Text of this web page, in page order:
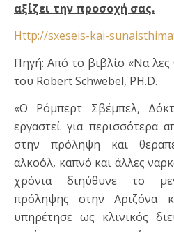
αξίζει την προσοχή σας.
Http://sxeseis-kai-
Πηγή: Από το βιβλίο «Να λες
του Robert Schwebel, PH.D.
«Ο Ρόμπερτ Σβέμπελ,
εργαστεί για περισσότερα
στην πρόληψη και
αλκοόλ, καπνό και άλλες
χρόνια διηύθυνε το
πρόληψης στην Αριζόνα
υπηρέτησε ως κλινικός